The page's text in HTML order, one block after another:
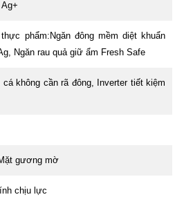
phẩm: Ngăn đông mềm diệt khuẩn
Ngăn rau quả giữ ẩm Fresh Safe
cá không cần rã đông, Inverter tiết kiệm
gương mờ
chịu lực